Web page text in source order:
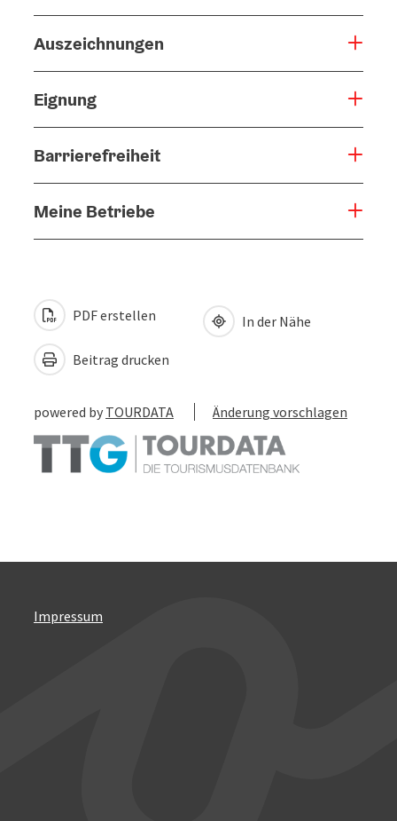
Auszeichnungen
Eignung
Barrierefreiheit
Meine Betriebe
PDF erstellen
Beitrag drucken
In der Nähe
powered by TOURDATA Änderung vorschlagen
Impressum